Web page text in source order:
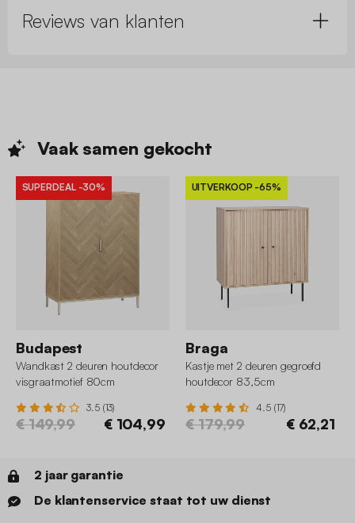
Reviews van klanten
Vaak samen gekocht
SUPERDEAL -30%
Budapest
Wandkast 2 deuren houtdecor
visgraatmotief 80cm
3.5 (13)
€ 149,99 € 104,99
UITVERKOOP -65%
Braga
Kastje met 2 deuren gegroefd
houtdecor 83,5cm
4.5 (17)
€ 179,99 € 62,21
2 jaar garantie
De klantenservice staat tot uw dienst